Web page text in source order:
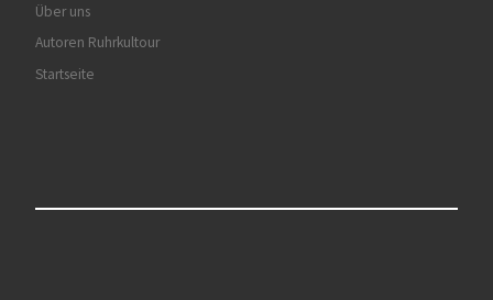
Über uns
Autoren Ruhrkultour
Startseite